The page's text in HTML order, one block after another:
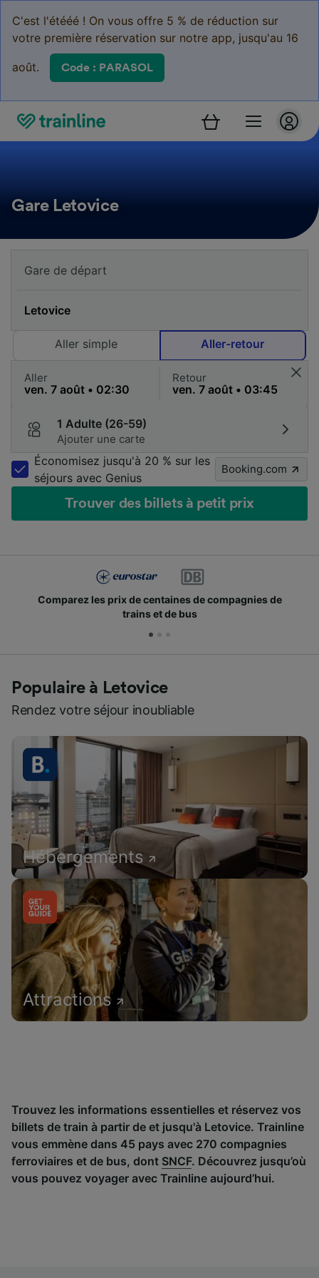
C'est l'étééé ! On vous offre 5 % de réduction sur
votre première réservation sur notre app, jusqu'au 16
août. Code : PARASOL
Gare Letovice
Aller simple Aller-retour
Aller Retour
1 Adulte (26-59)
Ajouter une carte
Économisez jusqu'à 20 % sur les
séjours avec Genius
Booking.com
Trouver des billets à petit prix
Comparez les prix de centaines de compagnies de
trains et de bus
Populaire à Letovice
Rendez votre séjour inoubliable
Hébergements
Attractions
Trouvez les informations essentielles et réservez vos
billets de train à partir de et jusqu'à Letovice. Trainline
vous emmène dans 45 pays avec 270 compagnies
ferroviaires et de bus, dont SNCF. Découvrez jusqu’où
vous pouvez voyager avec Trainline aujourd’hui.